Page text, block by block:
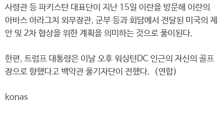
사령관 등 파키스탄 대표단이 지난 15일 이란을 방문해 이란의
아바스 아라그치 외무장관, 군부 등과 회담에서 전달된 미국의 제
안 및 2차 협상을 위한 계획을 의미하는 것으로 풀이된다.
한편, 트럼프 대통령은 이날 오후 워싱턴DC 인근의 자신의 골프
장으로 향했다고 백악관 풀기자단이 전했다. (연합)
konas